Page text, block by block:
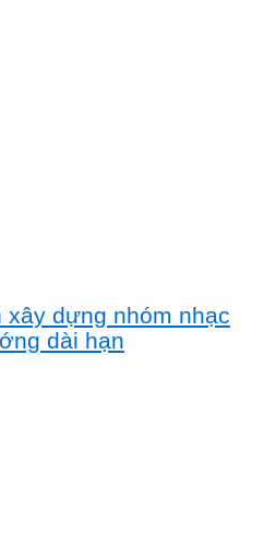
xây dựng nhóm nhạc
dài hạn